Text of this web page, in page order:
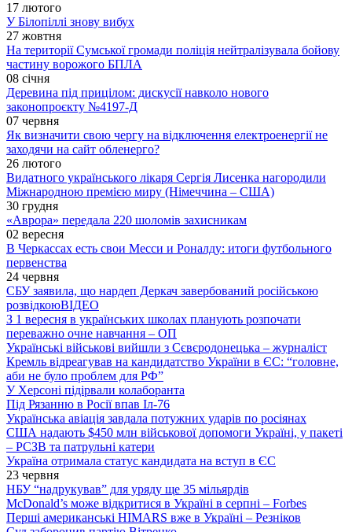
17 лютого
У Білопіллі знову вибух
27 жовтня
На території Сумської громади поліція нейтралізувала бойову
частину ворожого БПЛА
08 січня
Деревина під прицілом: дискусії навколо нового
законопроєкту №4197-Д
07 червня
Як визначити свою чергу на відключення електроенергії не
заходячи на сайт обленерго?
26 лютого
Видатного українського лікаря Сергія Лисенка нагородили
Міжнародною премією миру (Німеччина – США)
30 грудня
«Аврора» передала 220 шоломів захисникам
02 вересня
В Черкассах есть свои Месси и Роналду: итоги футбольного
первенства
24 червня
СБУ заявила, що нардеп Деркач завербований російською
розвідкоюВІДЕО
З 1 вересня в українських школах планують розпочати
переважно очне навчання – ОП
Українські військові вийшли з Сєвєродонецька – журналіст
Кремль відреагував на кандидатство України в ЄС: “головне,
аби не було проблем для РФ”
У Херсоні підірвали колаборанта
Під Рязанню в Росії впав Іл-76
Українська авіація завдала потужних ударів по росіянах
США надають $450 млн військової допомоги Україні, у пакеті
– РСЗВ та патрульні катери
Україна отримала статус кандидата на вступ в ЄС
23 червня
НБУ “надрукував” для уряду ще 35 мільярдів
McDonald’s може відкритися в Україні в серпні – Forbes
Перші американські HIMARS вже в Україні – Резніков